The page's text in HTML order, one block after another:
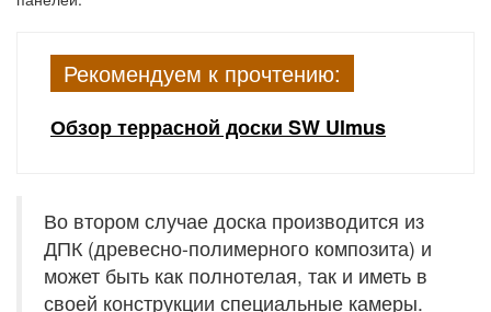
Рекомендуем к прочтению:
Обзор террасной доски SW Ulmus
Во втором случае доска производится из
ДПК (древесно-полимерного композита) и
может быть как полнотелая, так и иметь в
своей конструкции специальные камеры.